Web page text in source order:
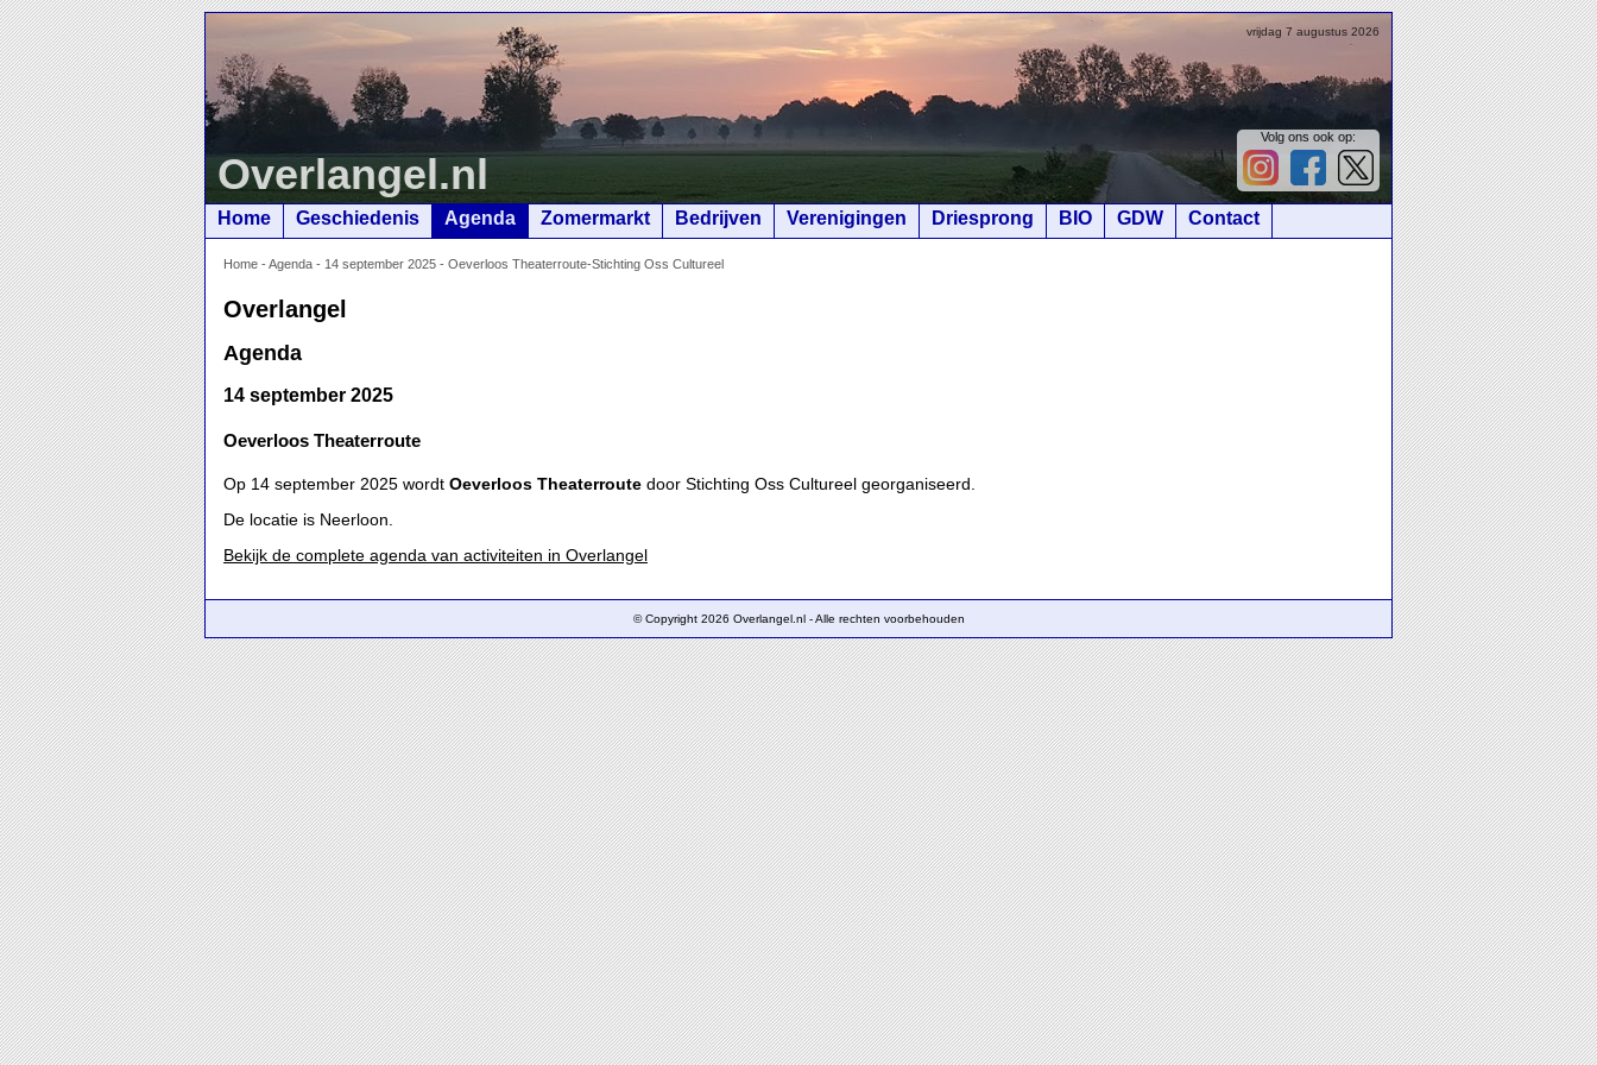
vrijdag 7 augustus 2026
Overlangel.nl
Volg ons ook op:
Home Geschiedenis Agenda Zomermarkt Bedrijven Verenigingen Driesprong BIO GDW Contact
Home -Agenda - 14 september 2025 - Oeverloos Theaterroute-Stichting Oss Cultureel
Overlangel
Agenda
14 september 2025
Oeverloos Theaterroute
Op 14 september 2025 wordt Oeverloos Theaterroute door Stichting Oss Cultureel georganiseerd.
De locatie is Neerloon.
Bekijk de complete agenda van activiteiten in Overlangel
© Copyright 2026 Overlangel.nl - Alle rechten voorbehouden